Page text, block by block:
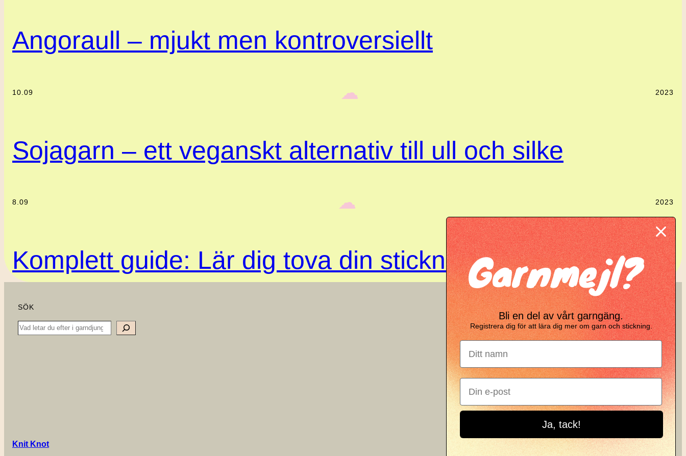
Angoraull – mjukt men kontroversiellt
10.09 ‎ ‎‎ ☁︎‎‎ 2023
Sojagarn – ett veganskt alternativ till ull och silke
8.09 ‎ ‎‎ ☁︎‎‎ 2023
Komplett guide: Lär dig tova din stickning
SÖK
Search
KNIT KNOT
Manifesto
Knit Knot
Garnmejl?
Bli en del av vårt garngäng.
Registrera dig för att lära dig mer om garn och stickning.
Ja, tack!